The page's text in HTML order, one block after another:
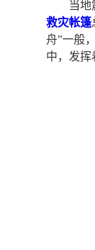
当
救灾帐篷
舟”一般
中，发挥